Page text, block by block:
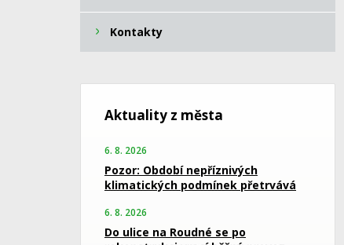
Kontakty
Aktuality z města
6. 8. 2026
Pozor: Období nepříznivých
klimatických podmínek přetrvává
6. 8. 2026
Do ulice na Roudné se po